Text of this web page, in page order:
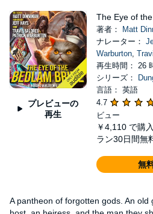
プレビューの
再生
The Eye of
著者：
Matt
ナレーター：
Warburton,
再生時間： 26
シリーズ：
言語： 英語
4.7
ビュー
￥4,110 で購
ラン30日間無
無
A pantheon of forgotten gods. An